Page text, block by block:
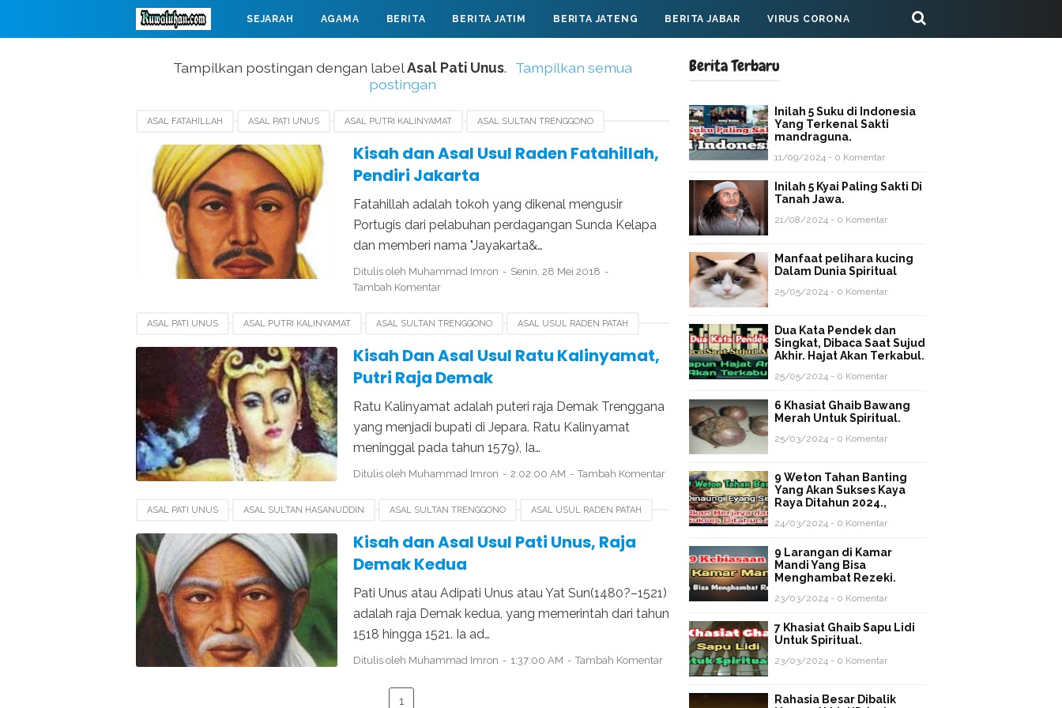
SEJARAH AGAMA BERITA BERITA JATIM BERITA JATENG BERITA JABAR VIRUS CORONA
Tampilkan postingan dengan labelAsal Pati Unus.
Tampilkan semua
postingan
ASAL FATAHILLAH ASAL PATI UNUS ASAL PUTRI KALINYAMAT ASAL SULTAN TRENGGONO
ASAL USUL RADEN PATAH BIOGRAFI FATAHILLAH SEJARAH FATAHILLAH
WAFATNYA FATAHILLAH
Kisah dan Asal Usul Raden Fatahillah,
Pendiri Jakarta
Fatahillah adalah tokoh yang dikenal mengusir
Portugis dari pelabuhan perdagangan Sunda Kelapa
dan memberi nama "Jayakarta&…
Ditulis oleh Muhammad Imron
Senin, 28 Mei 2018
Tambah Komentar
ASAL PATI UNUS ASAL PUTRI KALINYAMAT ASAL SULTAN TRENGGONO ASAL USUL RADEN PATAH
BIOGRAFI PUTRI KALINYAMAT KETURUNAN KERAJAAN DEMAK
WAFATNYA PUTRI KALINYAMAT
Kisah Dan Asal Usul Ratu Kalinyamat,
Putri Raja Demak
Ratu Kalinyamat adalah puteri raja Demak Trenggana
yang menjadi bupati di Jepara. Ratu Kalinyamat
meninggal pada tahun 1579), Ia…
Ditulis oleh Muhammad Imron 2:02:00 AM Tambah Komentar
ASAL PATI UNUS ASAL SULTAN HASANUDDIN ASAL SULTAN TRENGGONO ASAL USUL RADEN PATAH
BIOGRAFI PATI UNUS GARIS KETURUNAN BRAWIJAYA SEJARAH PATI UNUS
WAFATNYA PATI UNUS
Kisah dan Asal Usul Pati Unus, Raja
Demak Kedua
Pati Unus atau Adipati Unus atau Yat Sun(1480?–1521)
adalah raja Demak kedua, yang memerintah dari tahun
1518 hingga 1521. Ia ad…
Ditulis oleh Muhammad Imron 1:37:00 AM Tambah Komentar
1
Berita Terbaru
Inilah 5 Suku di Indonesia
Yang Terkenal Sakti
mandraguna.
11/09/2024 - 0 Komentar
Inilah 5 Kyai Paling Sakti Di
Tanah Jawa.
21/08/2024 - 0 Komentar
Manfaat pelihara kucing
Dalam Dunia Spiritual
25/05/2024 - 0 Komentar
Dua Kata Pendek dan
Singkat, Dibaca Saat Sujud
Akhir. Hajat Akan Terkabul.
25/05/2024 - 0 Komentar
6 Khasiat Ghaib Bawang
Merah Untuk Spiritual.
25/03/2024 - 0 Komentar
9 Weton Tahan Banting
Yang Akan Sukses Kaya
Raya Ditahun 2024.,
24/03/2024 - 0 Komentar
9 Larangan di Kamar
Mandi Yang Bisa
Menghambat Rezeki.
23/03/2024 - 0 Komentar
7 Khasiat Ghaib Sapu Lidi
Untuk Spiritual.
23/03/2024 - 0 Komentar
Rahasia Besar Dibalik